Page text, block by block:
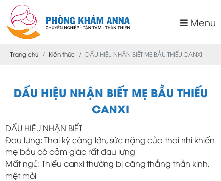
Menu
Trang chủ Kiến thức DẤU HIỆU NHẬN BIẾT MẸ BẦU THIẾU CANXI
DẤU HIỆU NHẬN BIẾT MẸ BẦU THIẾU
CANXI
DẤU HIỆU NHẬN BIẾT
Đau lưng: Thai kỳ càng lớn, sức nặng của thai nhi khiến
mẹ bầu có cảm giác rất đau lưng
Mất ngủ: Thiếu canxi thường bị căng thẳng thần kinh,
mệt mỏi